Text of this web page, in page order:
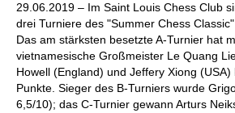
29.06.2019 – Im Saint Louis Chess Club
drei Turniere des "Summer Chess
Das am stärksten besetzte A-Turnier hat
vietnamesische Großmeister Le Quang
Howell (England) und Jeffery Xiong
Punkte. Sieger des B-Turniers wurde
6,5/10); das C-Turnier gewann Arturs